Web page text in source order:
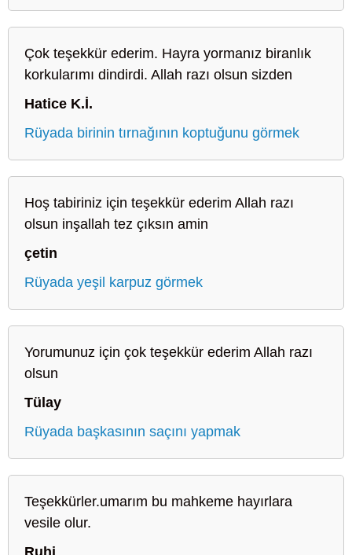
Çok teşekkür ederim. Hayra yormanız biranlık
korkularımı dindirdi. Allah razı olsun sizden
Hatice K.İ.
Rüyada birinin tırnağının koptuğunu görmek
Hoş tabiriniz için teşekkür ederim Allah razı
olsun inşallah tez çıksın amin
çetin
Rüyada yeşil karpuz görmek
Yorumunuz için çok teşekkür ederim Allah razı
olsun
Tülay
Rüyada başkasının saçını yapmak
Teşekkürler.umarım bu mahkeme hayırlara
vesile olur.
Ruhi